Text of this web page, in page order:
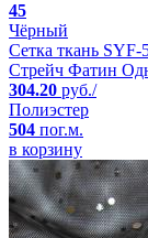
45
Чёрный
Сетка ткань
Стрейч Фатин
304.20 руб./
Полиэстер
504 пог.м.
в корзину